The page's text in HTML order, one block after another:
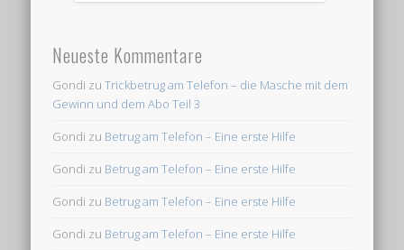
Neueste Kommentare
Gondi zuTrickbetrug am Telefon – die Masche mit dem
Gewinn und dem Abo Teil 3
Gondi zu Betrug am Telefon – Eine erste Hilfe
Gondi zu Betrug am Telefon – Eine erste Hilfe
Gondi zu Betrug am Telefon – Eine erste Hilfe
Gondi zu Betrug am Telefon – Eine erste Hilfe